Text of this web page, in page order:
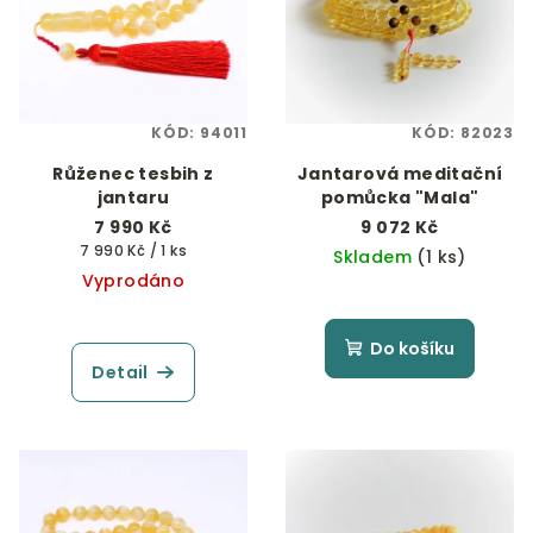
Růženec tesbih z
jantaru
7 990 Kč
Měrná
cena:
7 990 Kč / 1 ks
Vyprodáno
Detail
KÓD: 94011
Jantarová meditační
pomůcka "Mala"
9 072 Kč
Skladem (1 ks)
Do košíku
KÓD: 82023